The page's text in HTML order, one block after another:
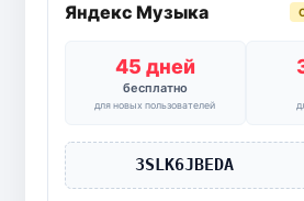
Яндекс Музыка
45 дней
бесплатно
для новых пользователей
3SLK6JBEDA